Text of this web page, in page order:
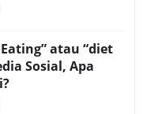
atau “diet
Sosial, Apa